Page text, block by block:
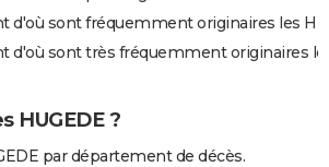
d'où sont fréquemment originaires les
d'où sont très fréquemment originaires
HUGEDE ?
par département de décès.